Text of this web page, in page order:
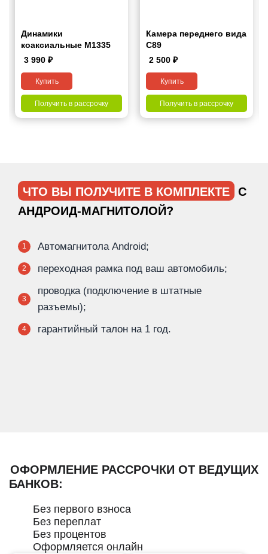
Динамики
коаксиальные M1335
3 990 ₽
Купить
Получить в рассрочку
Камера переднего вида
С89
2 500 ₽
Купить
Получить в рассрочку
ЧТО ВЫ ПОЛУЧИТЕ В КОМПЛЕКТЕ
С
АНДРОИД-МАГНИТОЛОЙ?
1 Автомагнитола Android;
2 переходная рамка под ваш автомобиль;
3
проводка (подключение в штатные
разъемы);
4 гарантийный талон на 1 год.
ОФОРМЛЕНИЕ РАССРОЧКИ ОТ ВЕДУЩИХ
БАНКОВ:
Без первого взноса
Без переплат
Без процентов
Оформляется онлайн